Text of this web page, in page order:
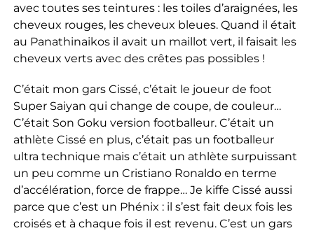
avec toutes ses teintures : les toiles d’araignées, les
cheveux rouges, les cheveux bleues. Quand il était
au Panathinaikos il avait un maillot vert, il faisait les
cheveux verts avec des crêtes pas possibles !
C’était mon gars Cissé, c’était le joueur de foot
Super Saiyan qui change de coupe, de couleur…
C’était Son Goku version footballeur. C’était un
athlète Cissé en plus, c’était pas un footballeur
ultra technique mais c’était un athlète surpuissant
un peu comme un Cristiano Ronaldo en terme
d’accélération, force de frappe… Je kiffe Cissé aussi
parce que c’est un Phénix : il s’est fait deux fois les
croisés et à chaque fois il est revenu. C’est un gars